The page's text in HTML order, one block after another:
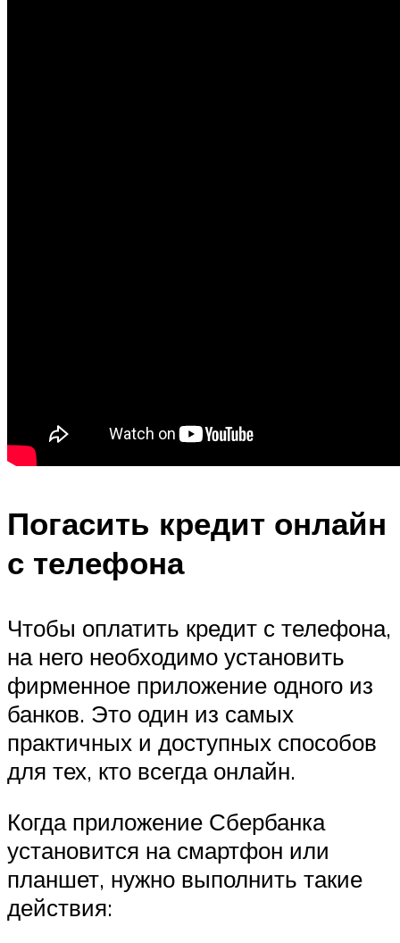
Погасить кредит онлайн
с телефона
Чтобы оплатить кредит с телефона,
на него необходимо установить
фирменное приложение одного из
банков. Это один из самых
практичных и доступных способов
для тех, кто всегда онлайн.
Когда приложение Сбербанка
установится на смартфон или
планшет, нужно выполнить такие
действия: